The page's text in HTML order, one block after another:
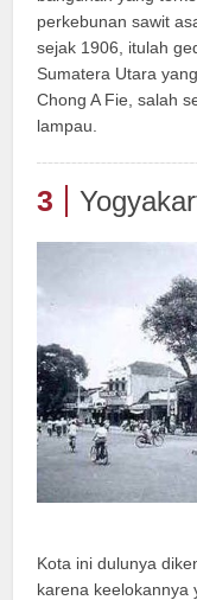
perkebunan sawit
sejak 1906, itulah
Sumatera Utara
Chong A Fie, salah
lampau.
3
Kota ini dulunya
karena keelokannya